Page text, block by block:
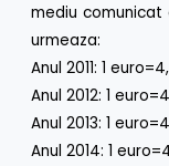
mediu comunicat
urmeaza:
Anul 2011: 1
Anul 2012: 1
Anul 2013: 1
Anul 2014: 1